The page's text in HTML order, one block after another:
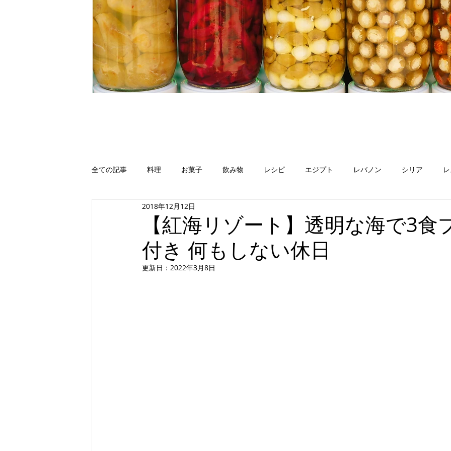
全ての記事 料理 お菓子 飲み物 レシピ エジプト レバノン シリア
イラク
アゼルバイジャン ウズベキスタン ギリシャ ウラジオストク
【紅海リゾート】透明な海で3食
付き 何もしない休日
2018年12月12日
更新日： 2022年3月8日